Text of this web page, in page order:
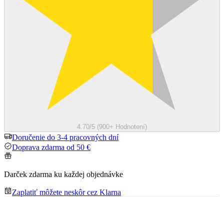
4.70/5 (900+ Hodnotení)
Doručenie do 3-4 pracovných dní
Doprava zdarma od 50 €
Darček zdarma ku každej objednávke
Zaplatiť môžete neskôr cez Klarna